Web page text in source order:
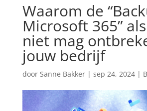
Waarom de
Microsoft 365”
niet mag
jouw bedrijf
door Sanne Bakker| sep 24, 2024|